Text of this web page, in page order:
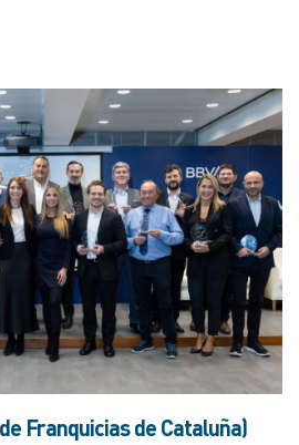
Franquicias de Cataluña)